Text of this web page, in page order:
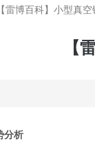
【雷博百科】小型真
【
分析